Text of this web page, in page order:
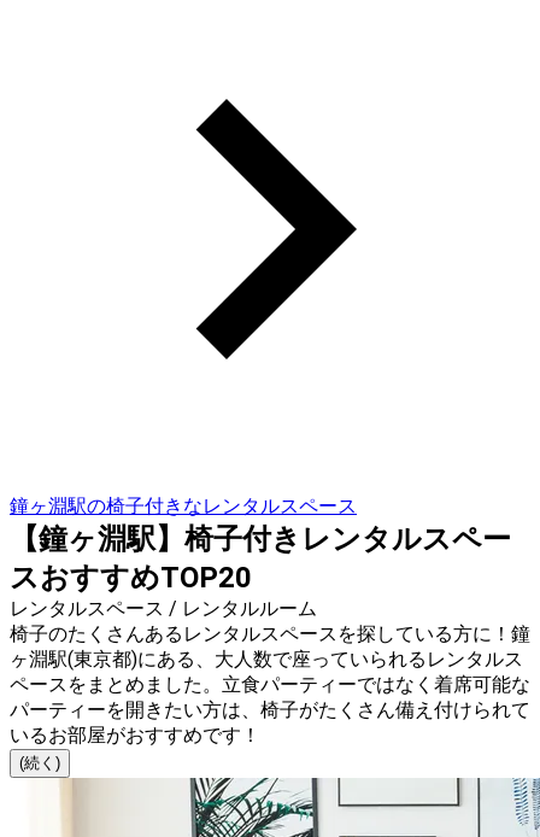
鐘ヶ淵駅の椅子付きなレンタルスペース
【鐘ヶ淵駅】椅子付きレンタルスペー
スおすすめTOP20
レンタルスペース / レンタルルーム
椅子のたくさんあるレンタルスペースを探している方に！鐘
ヶ淵駅(東京都)にある、大人数で座っていられるレンタルス
ペースをまとめました。立食パーティーではなく着席可能な
パーティーを開きたい方は、椅子がたくさん備え付けられて
いるお部屋がおすすめです！
(続く)